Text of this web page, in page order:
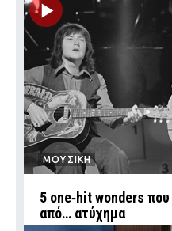
ΜΟΥΣΙΚΗ
5 one‑hit wonders που
από… ατύχημα